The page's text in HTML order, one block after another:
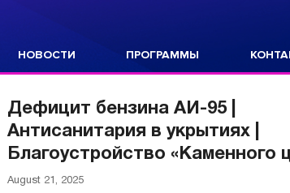
НОВОСТИ ПРОГРАММЫ
Дефицит бензина АИ-95 |
Антисанитария в укрытиях |
Благоустройство «Каменного
August 21, 2025